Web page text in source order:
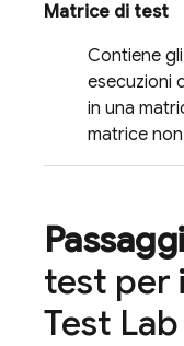
Matrice di test
Contiene
esecuzioni
in una
matrice
test per
Test Lab